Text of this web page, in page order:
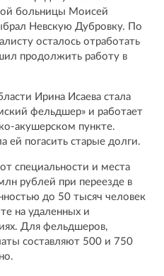
больницы Моисей
Невскую Дубровку. По
осталось отработать
продолжить работу в
Ирина Исаева стала
фельдшер» и работает
акушерском пункте.
ей погасить старые долги.
специальности и места
рублей при переезде в
до 50 тысяч человек
на удаленных и
Для фельдшеров,
составляют 500 и 750